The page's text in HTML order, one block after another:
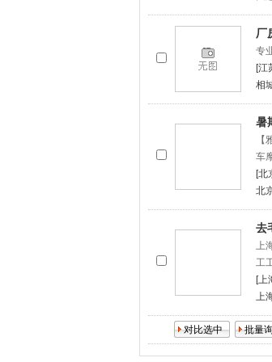
厂
专
[江
相
暑
车
[北
北
去
上
工
[上
上